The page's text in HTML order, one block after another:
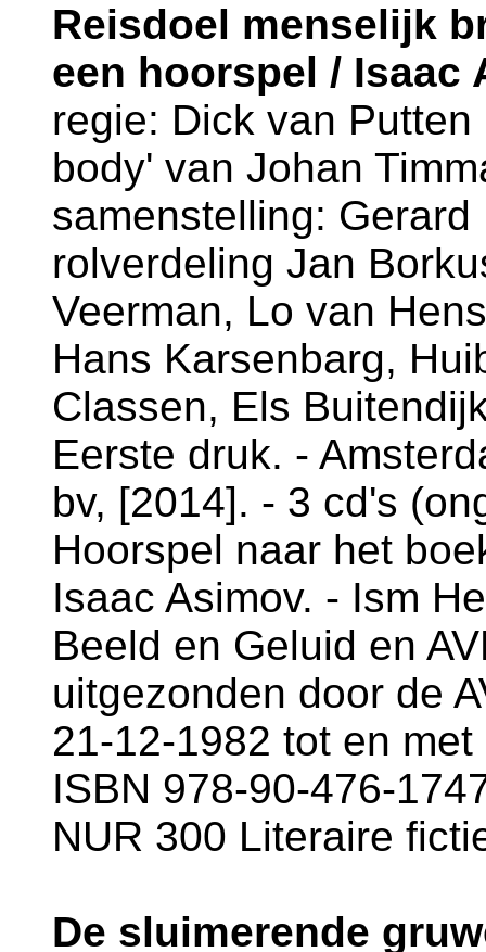
Reisdoel menselijk
een hoorspel / Isaac
regie: Dick van
body' van Johan
samenstelling: Gerard
rolverdeling Jan
Veerman, Lo van
Hans Karsenbarg,
Classen, Els
Eerste druk. -
bv, [2014]. - 3 cd's
Hoorspel naar het
Isaac Asimov. - Ism
Beeld en Geluid en
uitgezonden door de
21-12-1982 tot en
ISBN 978-90-476-
NUR 300 Literaire
De sluimerende